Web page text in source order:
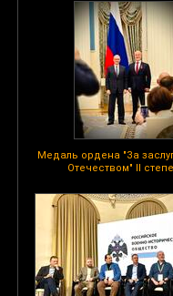
Медаль ордена "За
Отечеством" II